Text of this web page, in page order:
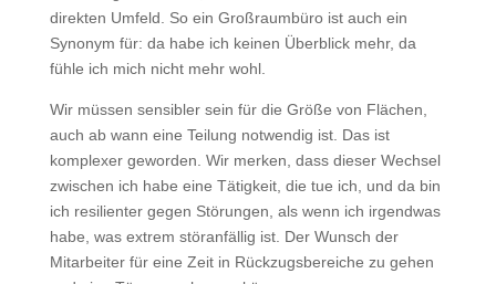
direkten Umfeld. So ein Großraumbüro ist auch ein
Synonym für: da habe ich keinen Überblick mehr, da
fühle ich mich nicht mehr wohl.
Wir müssen sensibler sein für die Größe von Flächen,
auch ab wann eine Teilung notwendig ist. Das ist
komplexer geworden. Wir merken, dass dieser Wechsel
zwischen ich habe eine Tätigkeit, die tue ich, und da bin
ich resilienter gegen Störungen, als wenn ich irgendwas
habe, was extrem störanfällig ist. Der Wunsch der
Mitarbeiter für eine Zeit in Rückzugsbereiche zu gehen